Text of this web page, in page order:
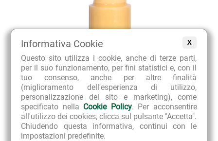
X
Informativa Cookie
Questo sito utilizza i cookie, anche di terze parti,
per il suo funzionamento, per fini statistici e, con il
tuo consenso, anche per altre finalità
(miglioramento dell'esperienza di utilizzo,
personalizzazione del sito e marketing), come
specificato nella Cookie Policy. Per acconsentire
all'utilizzo dei cookies, clicca sul pulsante "Accetta".
Chiudendo questa informativa, continui con le
impostazioni predefinite.